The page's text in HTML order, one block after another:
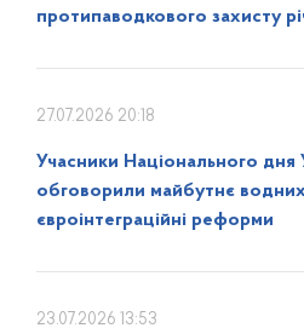
протипаводкового захисту
27.07.2026 20:18
Учасники Національного дня
обговорили майбутнє водних
євроінтеграційні реформи
23.07.2026 13:53